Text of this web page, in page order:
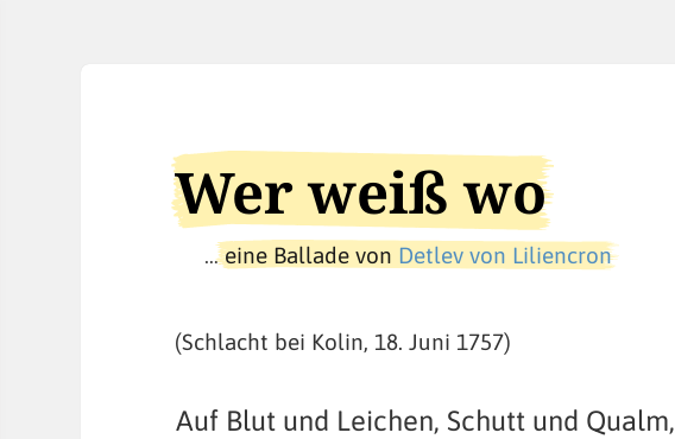
Wer weiß wo
…eine Ballade von Detlev von Liliencron
(Schlacht bei Kolin, 18. Juni 1757)
Auf Blut und Leichen, Schutt und Qualm,